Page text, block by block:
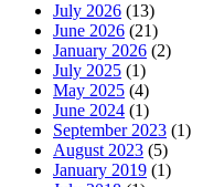
July 2026 (13)
June 2026 (21)
January 2026 (2)
July 2025 (1)
May 2025 (4)
June 2024 (1)
September 2023 (1)
August 2023 (5)
January 2019 (1)